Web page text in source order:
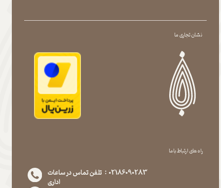
نشان تجاری ما
راه های ارتباط با ما
02186090283 : تلفن تماس در ساعات
اداری